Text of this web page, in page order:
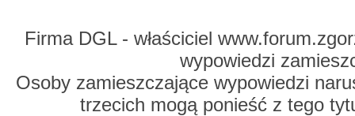
Firma DGL - właściciel
wypowiedzi
Osoby zamieszczające wypowiedzi
trzecich mogą ponieść z tego